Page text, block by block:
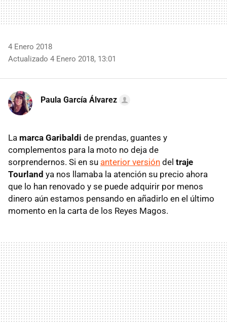
4 Enero 2018
Actualizado 4 Enero 2018, 13:01
Paula García Álvarez
La marca Garibaldi de prendas, guantes y
complementos para la moto no deja de
sorprendernos. Si en su anterior versión del traje
Tourland ya nos llamaba la atención su precio ahora
que lo han renovado y se puede adquirir por menos
dinero aún estamos pensando en añadirlo en el último
momento en la carta de los Reyes Magos.